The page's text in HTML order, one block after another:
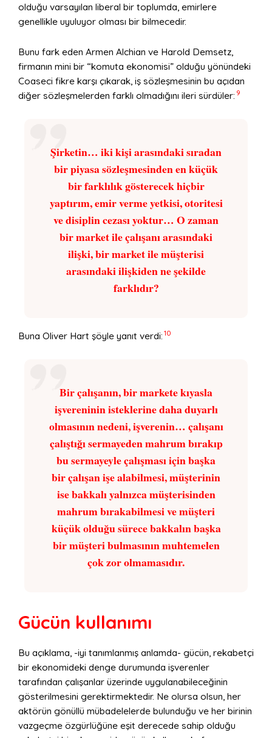
olduğu varsayılan liberal bir toplumda, emirlere
genellikle uyuluyor olması bir bilmecedir.
Bunu fark eden Armen Alchian ve Harold Demsetz,
firmanın mini bir “komuta ekonomisi” olduğu yönündeki
Coaseci fikre karşı çıkarak, iş sözleşmesinin bu açıdan
diğer sözleşmelerden farklı olmadığını ileri sürdüler: 9
Şirketin… iki kişi arasındaki sıradan
bir piyasa sözleşmesinden en küçük
bir farklılık gösterecek hiçbir
yaptırım, emir verme yetkisi, otoritesi
ve disiplin cezası yoktur… O zaman
bir market ile çalışanı arasındaki
ilişki, bir market ile müşterisi
arasındaki ilişkiden ne şekilde
farklıdır?
Buna Oliver Hart şöyle yanıt verdi: 10
Bir çalışanın, bir markete kıyasla
işvereninin isteklerine daha duyarlı
olmasının nedeni, işverenin… çalışanı
çalıştığı sermayeden mahrum bırakıp
bu sermayeyle çalışması için başka
bir çalışan işe alabilmesi, müşterinin
ise bakkalı yalnızca müşterisinden
mahrum bırakabilmesi ve müşteri
küçük olduğu sürece bakkalın başka
bir müşteri bulmasının muhtemelen
çok zor olmamasıdır.
Gücün kullanımı
Bu açıklama, -iyi tanımlanmış anlamda- gücün, rekabetçi
bir ekonomideki denge durumunda işverenler
tarafından çalışanlar üzerinde uygulanabileceğinin
gösterilmesini gerektirmektedir. Ne olursa olsun, her
aktörün gönüllü mübadelelerde bulunduğu ve her birinin
vazgeçme özgürlüğüne eşit derecede sahip olduğu